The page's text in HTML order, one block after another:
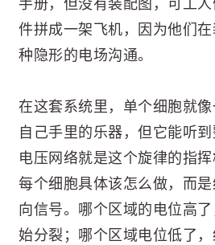
手册，但没有装配图，可工
件拼成一架飞机，因为他们
种隐形的电场沟通。
在这套系统里，单个细胞就
自己手里的乐器，但它能听到
电压网络就是这个旋律的指
每个细胞具体该怎么做，而
向信号。哪个区域的电位高
始分裂；哪个区域电位低了